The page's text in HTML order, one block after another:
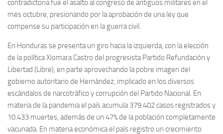
contradictoria fue el asalto al congreso de antiguos militares en el
mes octubre, presionando por la aprobación de una ley que
compense su participación en la guerra civil.
En Honduras se presenta un giro hacia la izquierda, con la elección
de la política Xiomara Castro del progresista Partido Refundación y
Libertad (Libre), en parte aprovechando la pobre imagen del
gobierno autoritario de Hernández, implicado en los diversos
escándalos de narcotráfico y corrupción del Partido Nacional. En
materia de la pandemia el país acumula 379.402 casos registrados y
10.433 muertes, además de un 47% de la población completamente
vacunada. En materia económica el país registro un crecimiento